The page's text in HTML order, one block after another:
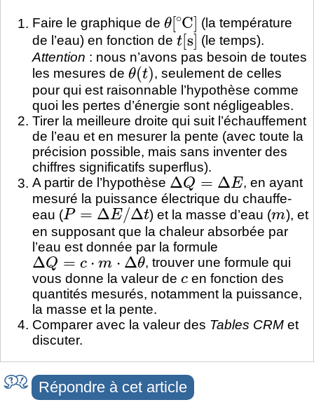
Faire le graphique de
θ[∘C
(la température
de l’eau) en fonction de
t[s]
(le temps).
Attention : nous n’avons pas besoin de toutes
les mesures de
θ(t)
, seulement de celles
pour qui est raisonnable l’hypothèse comme
quoi les pertes d’énergie sont négligeables.
Tirer la meilleure droite qui suit l’échauffement
de l’eau et en mesurer la pente (avec toute la
précision possible, mais sans inventer des
chiffres significatifs superflus).
A partir de l’hypothèse
ΔQ=Δ E
, en ayant
mesuré la puissance électrique du chauffe-
eau (
P=Δ E/Δt
) et la masse d’eau (
m
), et
en supposant que la chaleur absorbée par
l’eau est donnée par la formule
ΔQ= c⋅m⋅Δθ
, trouver une formule qui
vous donne la valeur de
c
en fonction des
quantités mesurés, notamment la puissance,
la masse et la pente.
Comparer avec la valeur des Tables CRM et
discuter.
Répondre à cet article